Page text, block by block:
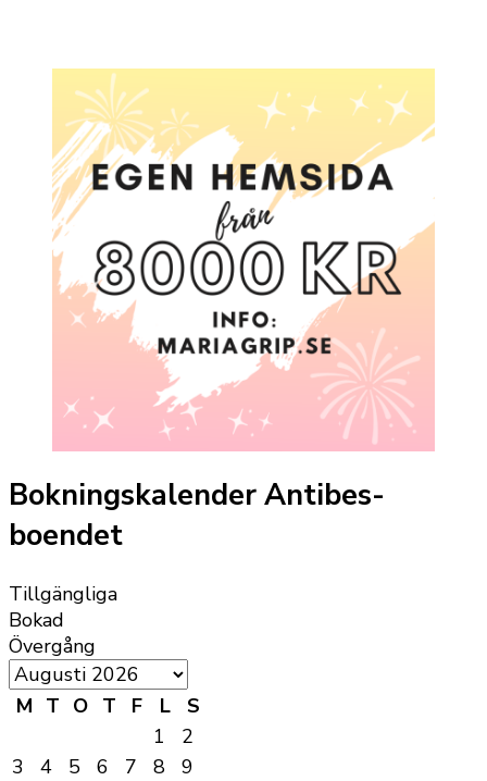
Bokningskalender Antibes-
boendet
Tillgängliga
Bokad
Övergång
M T O T F L
S
1
2
3
4 5 6 7 8
9